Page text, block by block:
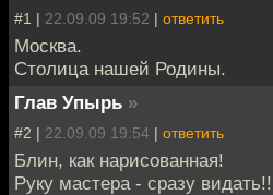
#1 | 22.09.09 19:52 | ответить
Москва.
Столица нашей Родины.
Глав Упырь »
#2 | 22.09.09 19:54 | ответить
Блин, как нарисованная!
Руку мастера - сразу видать!!